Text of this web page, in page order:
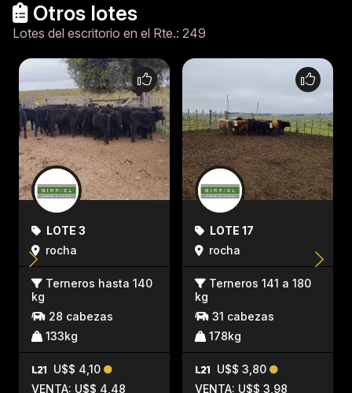
Otros lotes
Lotes del escritorio en el Rte.: 249
LOTE 3
rocha
Terneros hasta 140
kg
28 cabezas
133kg
U$$ 4,10
VENTA: U$$ 4,48
LOTE 17
rocha
Terneros 141 a 180
kg
31 cabezas
178kg
U$$ 3,80
VENTA: U$$ 3,98